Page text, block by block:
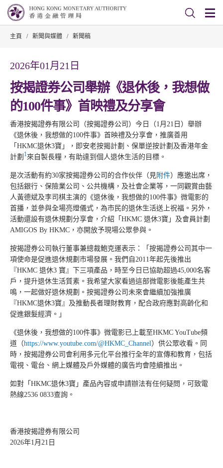
主頁 / 新聞與媒體 / 新聞稿
2026年01月21日
按揭證券公司舉辦《退休後，我想做
的100件事》首映禮及分享會
香港按揭證券有限公司（按揭證券公司）今日（1月21日）舉辦
《退休後，我想做的100件事》首映禮及分享會，推廣善用
「HKMC退休3寶」，即安老按揭計劃、保單逆按計劃及香港年金
計劃 1來自製長糧，有助達到個人退休生活的目標。
是次活動有約30家按揭證券公司的合作伙伴（見附件）應邀出席，
包括銀行、保險業公司、公共機構，及社會企業等，一同觀賞由藝
人黃德斌及李司棋主演的《退休後，我想做的100件事》微電影的
首播，並參與全場亮燈儀式，為市民的退休生活送上祝福。另外，
活動還設有退休規劃分享會，介紹「HKMC 退休3寶」及會員計劃
AMIGOS By HKMC，亦開放予現場公眾參與。
按揭證券公司執行董事兼總裁鮑克運表示：「按揭證券公司其中一
項使命是促進退休規劃市場發展。我們自2011年起先後推出
『HKMC 退休3 寶』下三項產品，時至今日已協助超過45,000名客
戶，提升退休生活質素。我希望大家看過這部微電影後能產生共
鳴，一起做好退休規劃。按揭證券公司未來會繼續加強推廣
『HKMC退休3寶』及推動長者理財教育，配合政府應對高齡化和
促進銀髮經濟。」
《退休後，我想做的100件事》微電影已上載至HKMC YouTube頻
道（https://www.youtube.com/@HKMC_Channel）供公眾收看。同
時，按揭證券公司會利用多元化平台推行全年的宣傳和教育，包括
電視、電台、網上媒體及戶外媒體的廣告均會陸續推出。
如對「HKMC退休3寶」產品內容或申請辦法有任何疑問，可致電
熱線2536 0833查詢。
香港按揭證券有限公司
2026年1月21日